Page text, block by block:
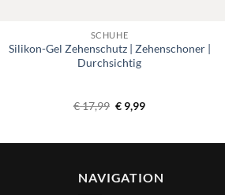
SCHUHE
Silikon-Gel Zehenschutz | Zehenschoner |
Durchsichtig
€17,99 Ursprünglicher
Preis
€ 9,99Aktueller
NAVIGATION